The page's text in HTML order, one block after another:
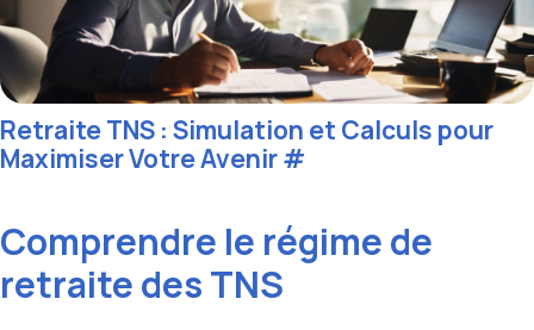
Retraite TNS : Simulation et Calculs pour
Maximiser Votre Avenir#
Comprendre le régime de
retraite des TNS